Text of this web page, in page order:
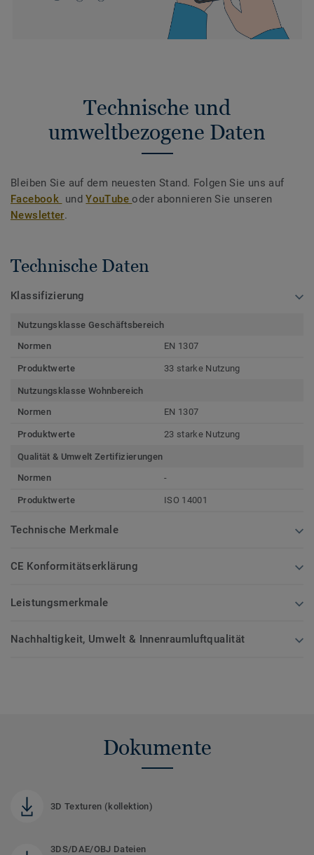
Technische und
umweltbezogene Daten
Bleiben Sie auf dem neuesten Stand. Folgen Sie uns auf
Facebook undYouTubeoder abonnieren Sie unseren
Newsletter.
Technische Daten
Klassifizierung
Nutzungsklasse Geschäftsbereich
Normen
EN 1307
Produktwerte 33 starke Nutzung
Nutzungsklasse Wohnbereich
Normen
EN 1307
Produktwerte 23 starke Nutzung
Qualität & Umwelt Zertifizierungen
Normen
-
Produktwerte ISO 14001
Technische Merkmale
CE Konformitätserklärung
Leistungsmerkmale
Nachhaltigkeit, Umwelt & Innenraumluftqualität
Dokumente
3D Texturen (kollektion)
3DS/DAE/OBJ Dateien